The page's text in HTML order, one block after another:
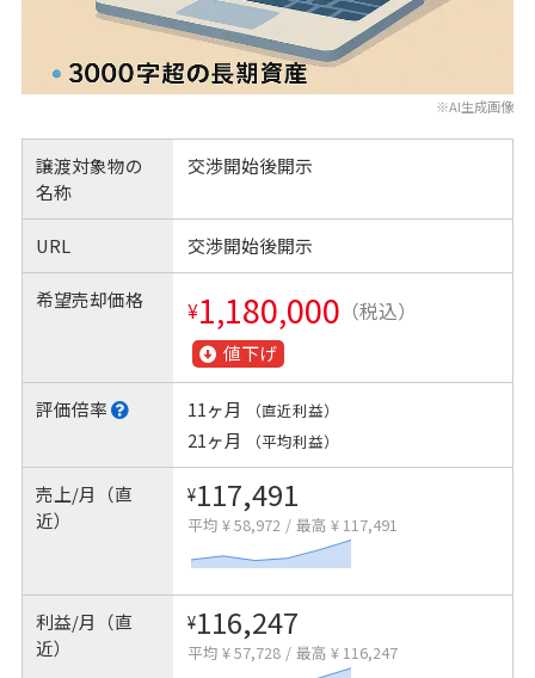
※AI生成画像
譲渡対象物の
名称
交渉開始後開示
URL 交渉開始後開示
希望売却価格 ¥1,180,000 （税込）
値下げ
評価倍率 11ヶ月 （直近利益）
21ヶ月 （平均利益）
売上/月（直
近）
¥117,491
平均 ¥ 58,972 / 最高 ¥ 117,491
利益/月（直
近）
¥116,247
平均 ¥ 57,728 / 最高 ¥ 116,247